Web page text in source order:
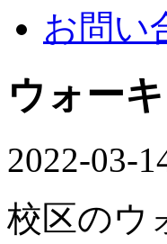
お問い
ウォー
2022-03-
校区のウ